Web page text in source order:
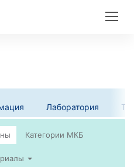
Лаборатория